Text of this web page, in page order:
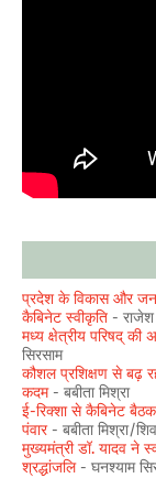
प्रदेश के विकास और
कैबिनेट स्वीकृति -
मध्य क्षेत्रीय परिषद्
सिरसाम
कौशल प्रशिक्षण से बढ़
कदम- बबीता मिश्रा
ई-रिक्शा से कैबिनेट
पंवार- बबीता मिश्रा/
मुख्यमंत्री डॉ. यादव ने
श्रद्धांजलि- घनश्याम